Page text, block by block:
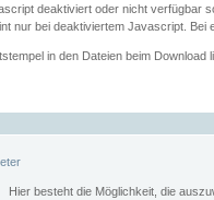
deaktiviert oder nicht verfügbar
nur bei deaktiviertem Javascript. Bei
in den Dateien beim
Hier besteht die Möglichkeit, die